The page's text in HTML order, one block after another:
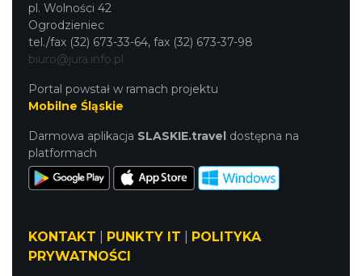
pl. Wolności 42
Ogrodzieniec
tel./fax (32) 673-33-64, fax (32) 673-37-98
biuro@jura.info.pl
Portal powstał w ramach projektu
Mobilne Śląskie
Darmowa aplikacja SLASKIE.travel dostępna na
platformach
KONTAKT PUNKTY IT
POLITYKA
PRYWATNOŚCI